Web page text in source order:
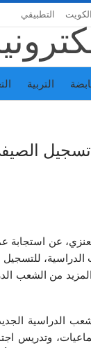
التطبيقي
التربية
الصيفي» حتى
عن استجابة
من الشعب
الدراسية
وتدريس